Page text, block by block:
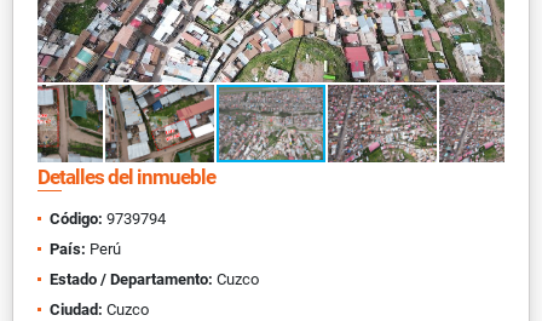
Detalles del inmueble
Código: 9739794
País: Perú
Estado / Departamento: Cuzco
Ciudad: Cuzco